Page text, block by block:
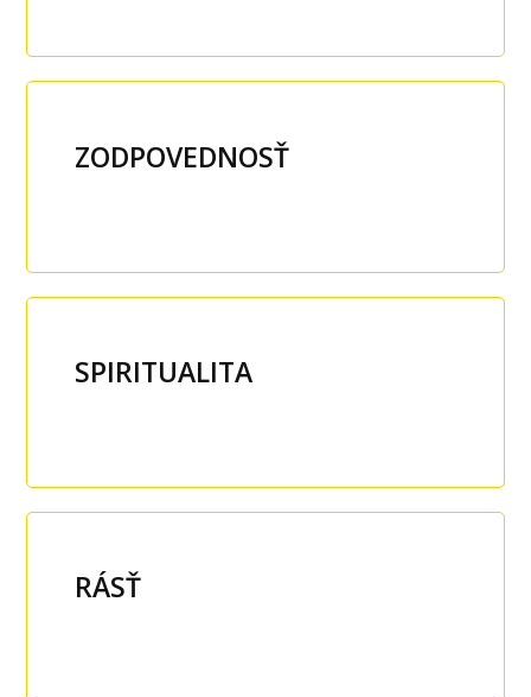
ZODPOVEDNOSŤ
SPIRITUALITA
RÁSŤ